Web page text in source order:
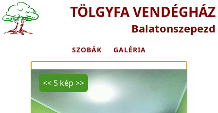
TÖLGYFA VENDÉGHÁZ
Balatonszepezd
SZOBÁK GALÉRIA
<< 5 kép >>